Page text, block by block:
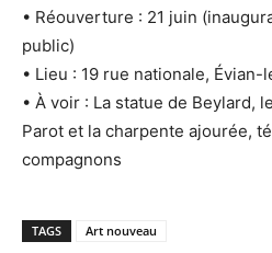
• Réouverture : 21 juin
public)
• Lieu : 19 rue nationale, Évian-
• À voir : La statue de Beylard,
Parot et la charpente ajourée,
compagnons
TAGS Art nouveau